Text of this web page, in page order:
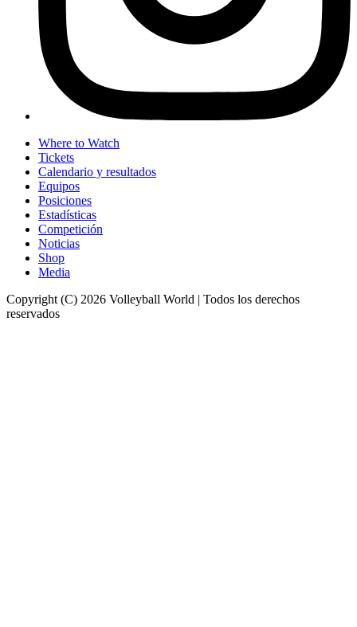
Where to Watch
Tickets
Calendario y resultados
Equipos
Posiciones
Estadísticas
Competición
Noticias
Shop
Media
Copyright (C) 2026 Volleyball World | Todos los derechos
reservados